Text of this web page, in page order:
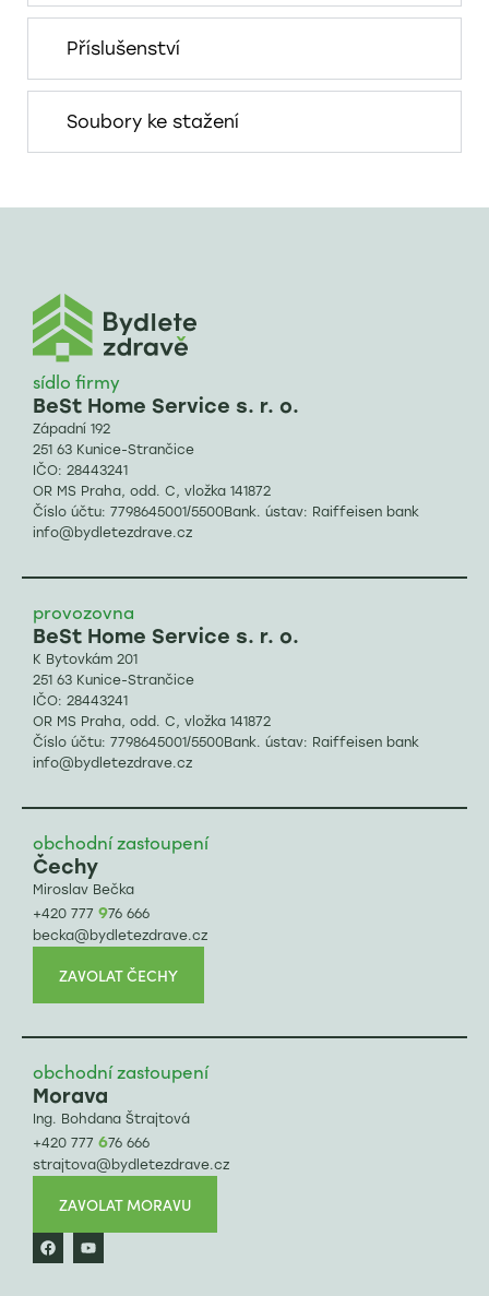
Příslušenství
Soubory ke stažení
sídlo firmy
BeSt Home Service s. r. o.
Západní 192
251 63 Kunice-Strančice
IČO: 28443241
OR MS Praha, odd. C, vložka 141872
Číslo účtu: 7798645001/5500Bank. ústav: Raiffeisen bank
info@bydletezdrave.cz
provozovna
BeSt Home Service s. r. o.
K Bytovkám 201
251 63 Kunice-Strančice
IČO: 28443241
OR MS Praha, odd. C, vložka 141872
Číslo účtu: 7798645001/5500Bank. ústav: Raiffeisen bank
info@bydletezdrave.cz
obchodní zastoupení
Čechy
Miroslav Bečka
+420 777976 666
becka@bydletezdrave.cz
ZAVOLAT ČECHY
obchodní zastoupení
Morava
Ing. Bohdana Štrajtová
+420 777676 666
strajtova@bydletezdrave.cz
ZAVOLAT MORAVU